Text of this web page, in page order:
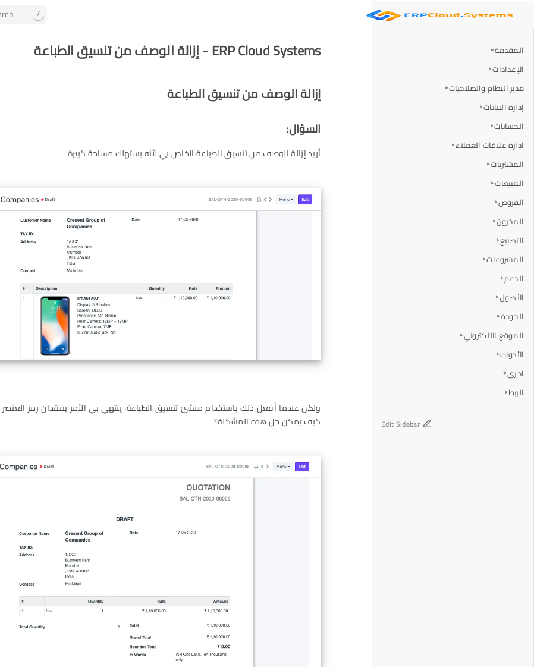
/
المقدمة
الإعدادات
مدير النظام والصلاحيات
إدارة البيانات
الحسابات
ادارة علاقات العملاء
المشتريات
المبيعات
القروض
المخزون
التصنيع
المشروعات
الدعم
الأصول
الجودة
الموقع الألكتروني
الأدوات
اخرى
الربط
Edit Sidebar
ERP Cloud Systems - إزالة الوصف من تنسيق الطباعة
إزالة الوصف من تنسيق الطباعة
السؤال:
أريد إزالة الوصف من تنسيق الطباعة الخاص بي لأنه يستهلك مساحة كبيرة
ولكن عندما أفعل ذلك باستخدام منشئ تنسيق الطباعة، ينتهي بي الأمر بفقدان رمز
كيف يمكن حل هذه المشكلة؟